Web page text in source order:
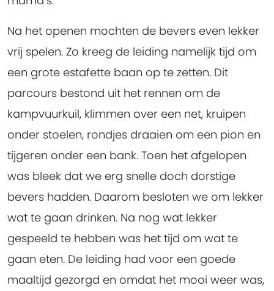
Na het openen mochten de bevers even lekker
vrij spelen. Zo kreeg de leiding namelijk tijd om
een grote estafette baan op te zetten. Dit
parcours bestond uit het rennen om de
kampvuurkuil, klimmen over een net, kruipen
onder stoelen, rondjes draaien om een pion en
tijgeren onder een bank. Toen het afgelopen
was bleek dat we erg snelle doch dorstige
bevers hadden. Daarom besloten we om lekker
wat te gaan drinken. Na nog wat lekker
gespeeld te hebben was het tijd om wat te
gaan eten. De leiding had voor een goede
maaltijd gezorgd en omdat het mooi weer was,